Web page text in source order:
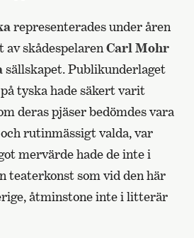
representerades under åren
av skådespelaren Carl Mohr
sällskapet. Publikunderlaget
tyska hade säkert varit
deras pjäser bedömdes vara
rutinmässigt valda, var
mervärde hade de inte i
teaterkonst som vid den här
åtminstone inte i litterär